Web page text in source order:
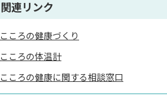
関連リンク
こころの健康づくり
こころの体温計
こころの健康に関する相談窓口